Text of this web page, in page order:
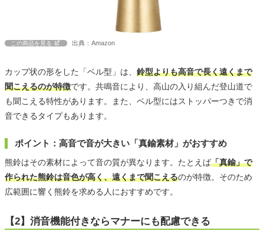
この商品を見る 出典：Amazon
カップ状の形をした「ベル型」は、 鈴型よりも高音で長く遠くまで
聞こえるのが特徴です。共鳴音により、高山の入り組んだ登山道で
も聞こえる特性があります。また、ベル型にはストッパーつきで消
音できるタイプもあります。
ポイント：高音で音が大きい「真鍮素材」がおすすめ
熊鈴はその素材によって音の質が異なります。たとえば「真鍮」で
作られた熊鈴は音色が高く、遠くまで聞こえるのが特徴。そのため
広範囲に響く熊鈴を求める人におすすめです。
【2】消音機能付きならマナーにも配慮できる